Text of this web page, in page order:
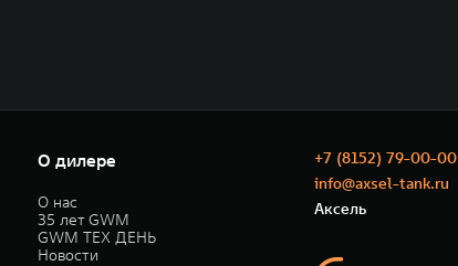
О дилере
О нас
35 лет GWM
GWM ТЕХ ДЕНЬ
Новости
+7 (8152) 79-00-00
info@axsel-tank.ru
Аксель